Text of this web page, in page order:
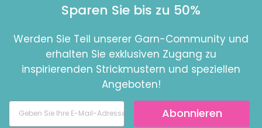
Sparen Sie bis zu 50%
Werden Sie Teil unserer Garn-Community und
erhalten Sie exklusiven Zugang zu
inspirierenden Strickmustern und speziellen
Angeboten!
Abonnieren